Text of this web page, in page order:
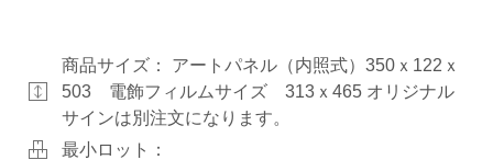
商品サイズ： アートパネル（内照式）350ｘ122ｘ
503 電飾フィルムサイズ 313ｘ465 オリジナル
サインは別注文になります。
最小ロット：